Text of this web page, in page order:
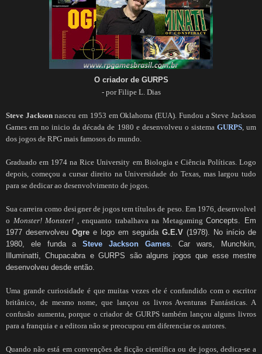
O criador de GURPS
- por Filipe L. Dias
Steve Jacksonnasceu em 1953 em Oklahoma (EUA). Fundou a Steve Jackson
Games em no inicio da década de 1980 e desenvolveu o sistema GURPS, um
dos jogos de RPG mais famosos do mundo.
Graduado em 1974 na Rice University em Biologia e Ciência Políticas. Logo
depois, começou a cursar direito na Universidade do Texas, mas largou tudo
para se dedicar ao desenvolvimento de jogos.
Sua carreira como designer de jogos tem títulos de peso. Em 1976, desenvolvel
o Monster! Monster! , enquanto trabalhava na MetagamingConcepts. Em
1977 desenvolveu Ogre e logo em seguida G.E.V (1978).
No início de
1980, ele funda aSteve Jackson Games. Car wars, Munchkin,
Illuminatti, Chupacabra e GURPS são alguns jogos que esse mestre
desenvolveu desde então.
Uma grande curiosidade é que muitas vezes ele é confundido com o escritor
britânico, de mesmo nome, que lançou os livros Aventuras Fantásticas. A
confusão aumenta, porque o criador de GURPS também lançou alguns livros
para a franquia e a editora não se preocupou em diferenciar os autores.
Quando não está em convenções de ficção científica ou de jogos, dedica-se a